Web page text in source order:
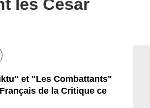
les César
cet article
et "Les Combattants"
de la Critique ce